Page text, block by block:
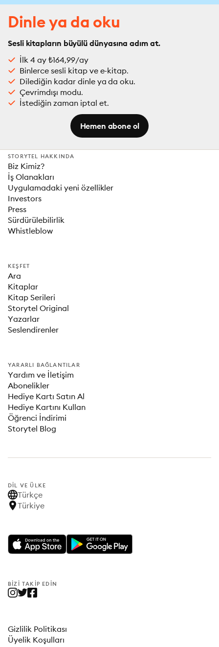
Dinle ya da oku
Sesli kitapların büyülü dünyasına adım at.
İlk 4 ay ₺164,99/ay
Binlerce sesli kitap ve e-kitap.
Dilediğin kadar dinle ya da oku.
Çevrimdışı modu.
İstediğin zaman iptal et.
Hemen abone ol
STORYTEL HAKKINDA
Biz Kimiz?
İş Olanakları
Uygulamadaki yeni özellikler
Investors
Press
Sürdürülebilirlik
Whistleblow
KEŞFET
Ara
Kitaplar
Kitap Serileri
Storytel Original
Yazarlar
Seslendirenler
YARARLI BAĞLANTILAR
Yardım ve İletişim
Abonelikler
Hediye Kartı Satın Al
Hediye Kartını Kullan
Öğrenci İndirimi
Storytel Blog
DIL VE ÜLKE
Türkçe
Türkiye
BIZI TAKIP EDIN
Gizlilik Politikası
Üyelik Koşulları